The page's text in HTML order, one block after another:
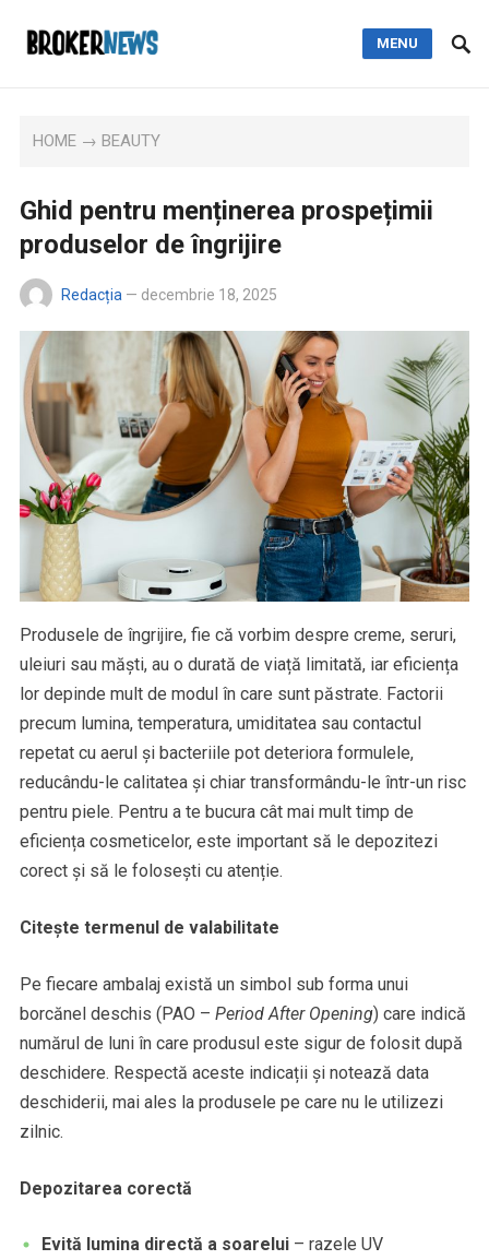
MENU
HOME →BEAUTY
Ghid pentru menținerea prospețimii
produselor de îngrijire
Redacția — decembrie 18, 2025
Produsele de îngrijire, fie că vorbim despre creme, seruri,
uleiuri sau măști, au o durată de viață limitată, iar eficiența
lor depinde mult de modul în care sunt păstrate. Factorii
precum lumina, temperatura, umiditatea sau contactul
repetat cu aerul și bacteriile pot deteriora formulele,
reducându-le calitatea și chiar transformându-le într-un risc
pentru piele. Pentru a te bucura cât mai mult timp de
eficiența cosmeticelor, este important să le depozitezi
corect și să le folosești cu atenție.
Citește termenul de valabilitate
Pe fiecare ambalaj există un simbol sub forma unui
borcănel deschis (PAO – Period After Opening) care indică
numărul de luni în care produsul este sigur de folosit după
deschidere. Respectă aceste indicații și notează data
deschiderii, mai ales la produsele pe care nu le utilizezi
zilnic.
Depozitarea corectă
Evită lumina directă a soarelui– razele UV